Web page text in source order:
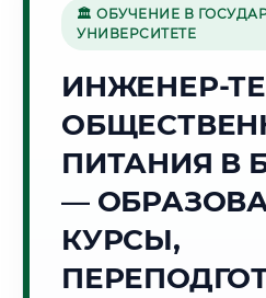
🌊
Г.
Погода в г. Борисов:
🏛 ОБУЧЕНИЕ В
УНИВЕРСИТЕТЕ
ИНЖЕНЕР-
ПИТАНИЯ В
—
КУРСЫ,